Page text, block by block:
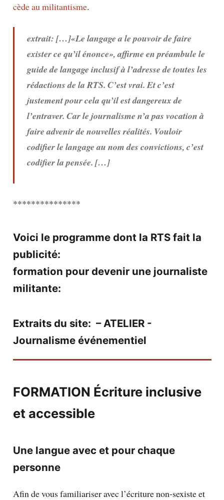
cède au militantisme.
extrait: […]«Le langage a le pouvoir de faire
exister ce qu’il énonce», affirme en préambule le
guide de langage inclusif à l’adresse de toutes les
rédactions de la RTS. C’est vrai. Et c’est
justement pour cela qu’il est dangereux de
l’entraver. Car le journalisme n’a pas vocation à
faire advenir de nouvelles réalités. Vouloir
codifier le langage au nom des convictions, c’est
codifier la pensée. […]
***************
Voici le programme dont la RTS fait la
publicité:
formation pour devenir une journaliste
militante:
Extraits du site: – ATELIER -
Journalisme événementiel
FORMATION Écriture inclusive
et accessible
Une langue avec et pour chaque
personne
Afin de vous familiariser avec l’écriture non-sexiste et